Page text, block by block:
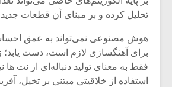
تحلیل کرده و بر مبنای آن قطعات
هوش مصنوعی نمی‌تواند به عمق
برای آهنگسازی لازم است، دست
فقط به معنای تولید دنباله‌ای از نت
استفاده از خلاقیتی مبتنی بر تخیل،